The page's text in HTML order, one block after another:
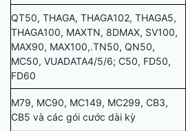
QT50, THAGA, THAGA102, THAGA5,
THAGA100, MAXTN, 8DMAX, SV100,
MAX90, MAX100,.TN50, QN50,
MC50, VUADATA4/5/6; C50, FD50,
FD60
M79, MC90, MC149, MC299, CB3,
CB5 và các gói cước dài kỳ